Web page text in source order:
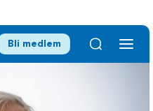
Bli medlem